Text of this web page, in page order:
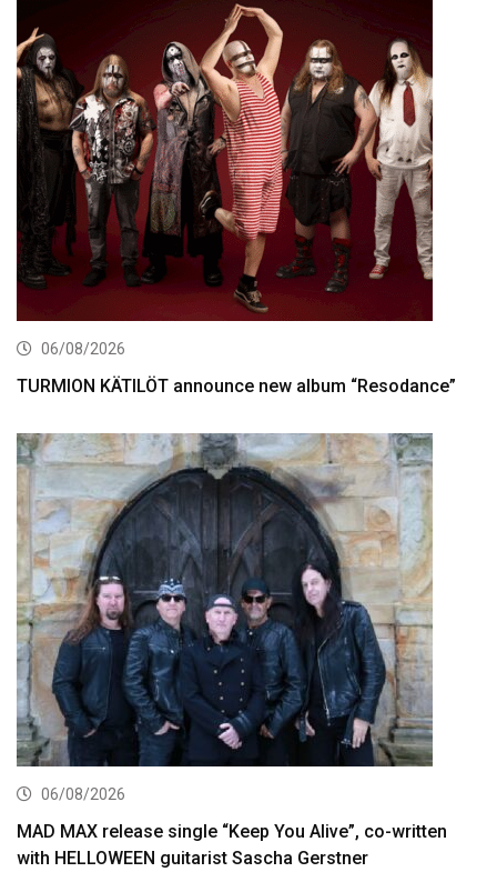
06/08/2026
TURMION KÄTILÖT announce new album “Resodance”
06/08/2026
MAD MAX release single “Keep You Alive”, co-written
with HELLOWEEN guitarist Sascha Gerstner